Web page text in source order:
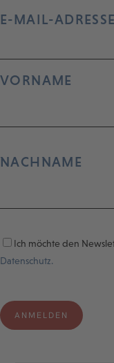
E-MAIL-ADRESSE
VORNAME
NACHNAME
Ich möchte den
Datenschutz.